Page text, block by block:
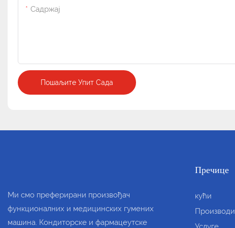
Садржај
Пошаљите Упит Сада
Ми смо преферирани произвођач
функционалних и медицинских гумених
машина. Кондиторске и фармацеутске
Пречице
кући
Производи